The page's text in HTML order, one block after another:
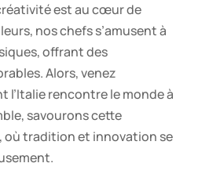
est au cœur de
nos chefs s’amusent à
offrant des
Alors, venez
l’Italie rencontre le monde à
savourons cette
où tradition et innovation se